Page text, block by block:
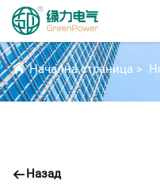
Продукти
НОВИНИ
Начална страница >
Назад